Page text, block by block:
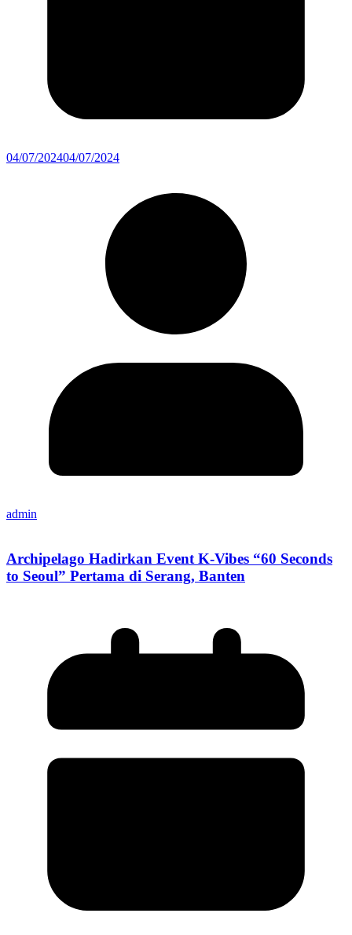
04/07/202404/07/2024
admin
Archipelago Hadirkan Event K-Vibes “60 Seconds
to Seoul” Pertama di Serang, Banten